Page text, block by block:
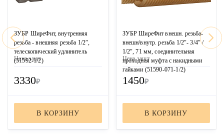
ЗУБР ШиреФит, внутренняя
резьба - внешняя резьба 1/2″,
телескопический удлинитель
(51592-1/2)
Цена зашт
3330₽
В КОРЗИНУ
ЗУБР ШиреФит внешн. резьба-
внешн/внутр. резьба 1/2″- 3/4″ /
1/2″, 71 мм, соединительная
проходная муфта с накидными
гайками (51590-071-1/2)
Цена зашт
1450₽
В КОРЗИНУ